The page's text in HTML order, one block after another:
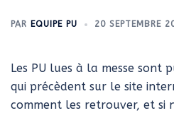
PAR EQUIPE PU 20 SEPTEMBRE
Les PU lues à la messe sont
qui précèdent sur le site
comment les retrouver, et si